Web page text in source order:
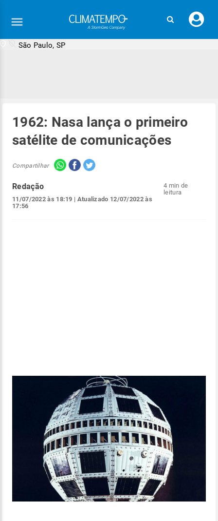
seu
São Paulo, SP
1962: Nasa lança o primeiro
satélite de comunicações
Compartilhar
Redação
11/07/2022 às 18:19 | Atualizado 12/07/2022 às
17:56
4 min de
leitura